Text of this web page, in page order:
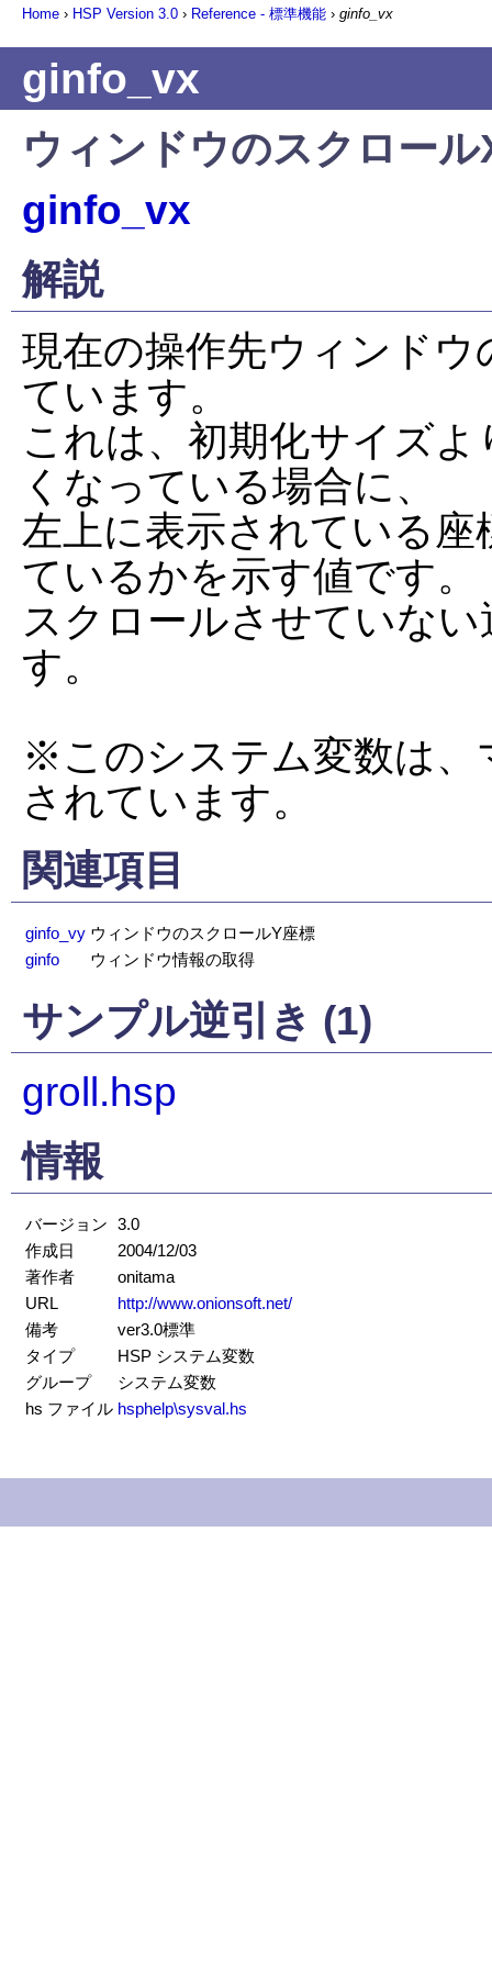
Home › HSP Version 3.0 › Reference - 標準機能 › ginfo_vx
ginfo_vx
ウィンドウのスクロール
ginfo_vx
解説
現在の操作先ウィンド
ています。
これは、初期化サイズ
くなっている場合に、
左上に表示されている
ているかを示す値です。
スクロールさせていな
す。
※このシステム変数は、
されています。
関連項目
ginfo_vy ウィンドウのスクロールY座標
ginfo
ウィンドウ情報の取得
サンプル逆引き (1)
groll.hsp
情報
バージョン 3.0
作成日
2004/12/03
著作者
onitama
URL
http://www.onionsoft.net/
備考
ver3.0標準
タイプ
HSP システム変数
グループ
システム変数
hs ファイル hsphelp\sysval.hs